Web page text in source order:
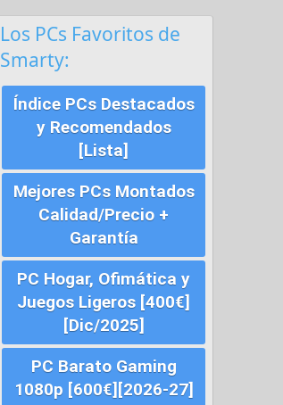
Los PCs Favoritos de
Smarty:
Índice PCs Destacados
y Recomendados
[Lista]
Mejores PCs Montados
Calidad/Precio +
Garantía
PC Hogar, Ofimática y
Juegos Ligeros [400€]
[Dic/2025]
PC Barato Gaming
1080p [600€][2026-27]